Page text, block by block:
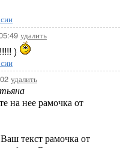
удалить
)
удалить
на нее рамочка от
текст рамочка от